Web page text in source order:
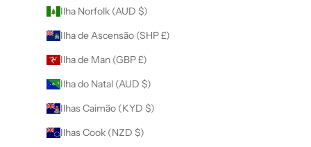
Ilha Norfolk (AUD $)
Ilha de Ascensão (SHP £)
Ilha de Man (GBP £)
Ilha do Natal (AUD $)
Ilhas Caimão (KYD $)
Ilhas Cook (NZD $)